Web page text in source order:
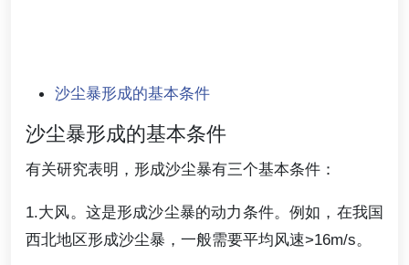
沙尘暴形成的基本条件
沙尘暴形成的基本条件
有关研究表明，形成沙尘暴有三个基本条件：
1.大风。这是形成沙尘暴的动力条件。例如，在我国
西北地区形成沙尘暴，一般需要平均风速>16m/s。